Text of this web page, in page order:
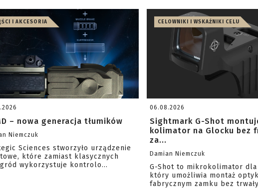
I AKCESORIA
– nowa generacja tłumików
Niemczuk
Sciences stworzyło urządzenie
które zamiast klasycznych
wykorzystuje kontrolo...
CELOWNIKI I WSKAŹNIKI CELU
06.08.2026
Sightmark G-Shot
kolimator na Glocku bez
za...
Damian Niemczuk
G-Shot to mikrokolimator dla
który umożliwia montaż
fabrycznym zamku bez